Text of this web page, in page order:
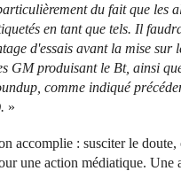
du fait que les
en tant que tels. Il
d'essais avant la mise sur
GM produisant le Bt, ainsi
comme indiqué
»
accomplie : susciter le doute,
une action médiatique. Une